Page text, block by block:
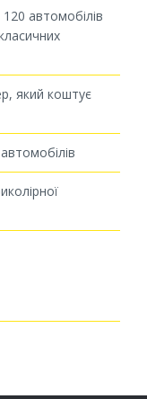
автомобілів
який коштує